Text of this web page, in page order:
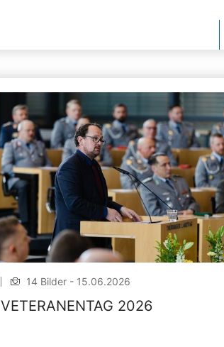
14 Bilder - 15.06.2026
VETERANENTAG 2026